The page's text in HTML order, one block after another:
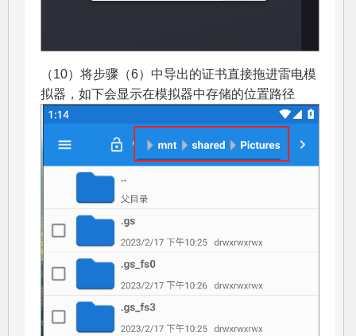
（10）将步骤（6）中导出的证书直接拖进雷电模
拟器，如下会显示在模拟器中存储的位置路径